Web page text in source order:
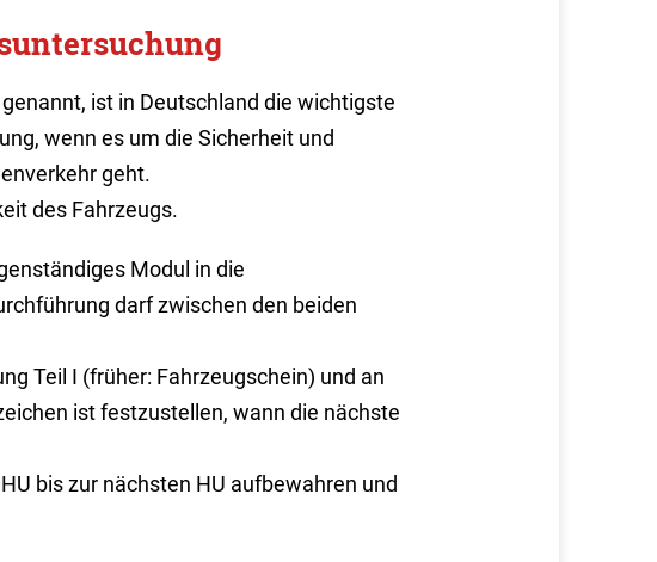
ist in Deutschland die wichtigste
wenn es um die Sicherheit und
geht.
des Fahrzeugs.
Modul in die
darf zwischen den beiden
Teil I (früher: Fahrzeugschein) und an
ist festzustellen, wann die nächste
bis zur nächsten HU aufbewahren und